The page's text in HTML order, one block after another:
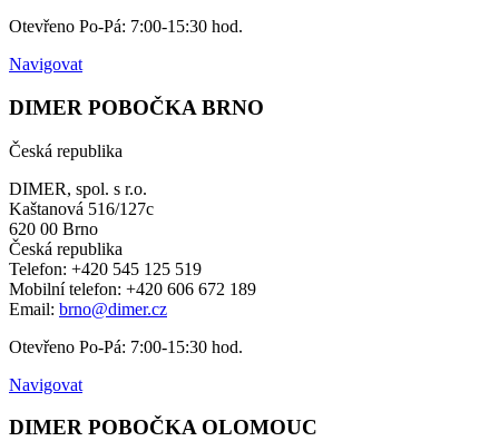
Otevřeno Po-Pá: 7:00-15:30 hod.
Navigovat
DIMER POBOČKA BRNO
Česká republika
DIMER, spol. s r.o.
Kaštanová 516/127c
620 00 Brno
Česká republika
Telefon: +420 545 125 519
Mobilní telefon: +420 606 672 189
Email: brno@dimer.cz
Otevřeno Po-Pá: 7:00-15:30 hod.
Navigovat
DIMER POBOČKA OLOMOUC